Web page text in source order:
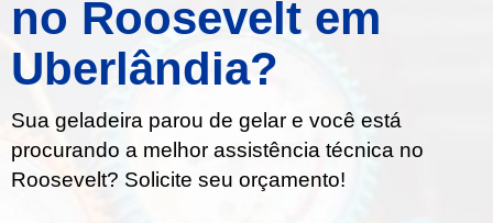
no Roosevelt em
Uberlândia?
Sua geladeira parou de gelar e você está
procurando a melhor assistência técnica no
Roosevelt? Solicite seu orçamento!